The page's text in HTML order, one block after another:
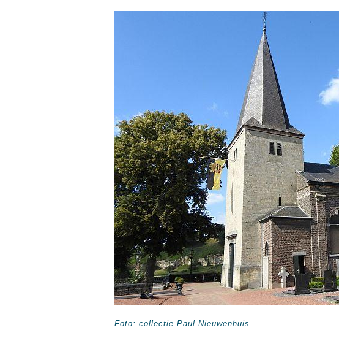
Foto: collectie Paul Nieuwenhuis.